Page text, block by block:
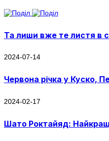
Та лиши вже те листя в
2024-07-14
Червона річка у Куско,
2024-02-17
Шато Роктайяд: